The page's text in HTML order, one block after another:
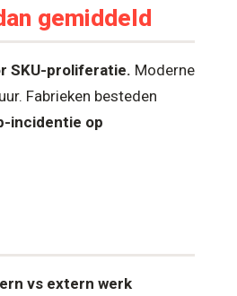
gemiddeld
SKU-proliferatie. Moderne
Fabrieken besteden
incidentie op
vs extern werk